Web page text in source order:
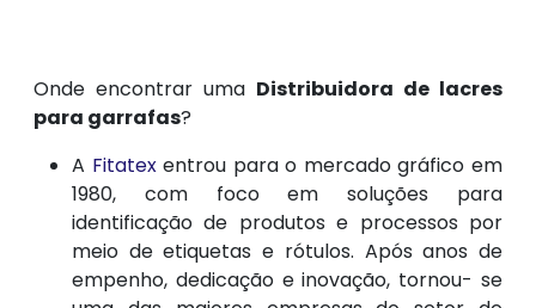
Onde encontrar uma Distribuidora de lacres
para garrafas?
A Fitatexentrou para o mercado gráfico em
1980, com foco em soluções para
identificação de produtos e processos por
meio de etiquetas e rótulos. Após anos de
empenho, dedicação e inovação, tornou- se